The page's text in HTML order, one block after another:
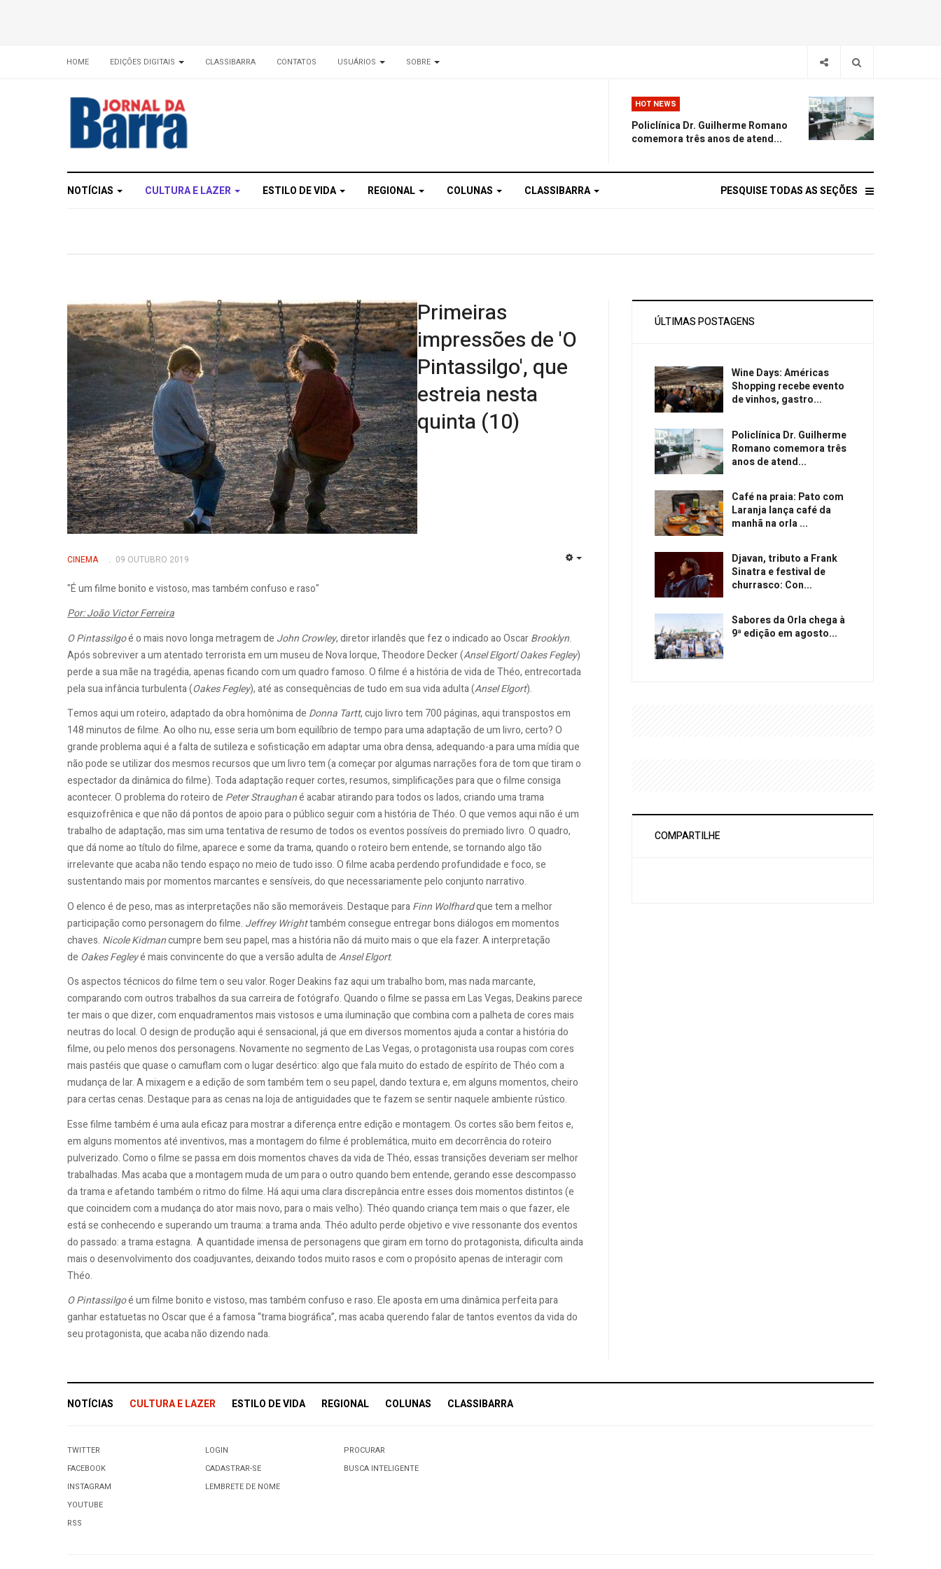
HOME EDIÇÕES DIGITAIS CLASSIBARRA CONTATOS USUÁRIOS SOBRE
HOT NEWS
Policlínica Dr. Guilherme Romano
comemora três anos de atend...
NOTÍCIAS CULTURA E LAZER ESTILO DE VIDA REGIONAL COLUNAS CLASSIBARRA PESQUISE TODAS AS SEÇÕES
Primeiras
impressões de 'O
Pintassilgo', que
estreia nesta
quinta (10)
CINEMA 09 OUTUBRO 2019
"É um filme bonito e vistoso, mas também confuso e raso"
Por: João Victor Ferreira
O Pintassilgoé o mais novo longa metragem de John Crowley, diretor irlandês que fez o indicado ao OscarBrooklyn.
Após sobreviver a um atentado terrorista em um museu de Nova Iorque, Theodore Decker (Ansel Elgort/Oakes Fegley)
perde a sua mãe na tragédia, apenas ficando com um quadro famoso. O filme é a história de vida de Théo, entrecortada
pela sua infância turbulenta (Oakes Fegley), até as consequências de tudo em sua vida adulta (Ansel Elgort).
Temos aqui um roteiro, adaptado da obra homônima de Donna Tartt, cujo livro tem 700 páginas, aqui transpostos em
148 minutos de filme. Ao olho nu, esse seria um bom equilíbrio de tempo para uma adaptação de um livro, certo? O
grande problema aqui é a falta de sutileza e sofisticação em adaptar uma obra densa, adequando-a para uma mídia que
não pode se utilizar dos mesmos recursos que um livro tem (a começar por algumas narrações fora de tom que tiram o
espectador da dinâmica do filme). Toda adaptação requer cortes, resumos, simplificações para que o filme consiga
acontecer. O problema do roteiro de Peter Straughané acabar atirando para todos os lados, criando uma trama
esquizofrênica e que não dá pontos de apoio para o público seguir com a história de Théo. O que vemos aqui não é um
trabalho de adaptação, mas sim uma tentativa de resumo de todos os eventos possíveis do premiado livro. O quadro,
que dá nome ao título do filme, aparece e some da trama, quando o roteiro bem entende, se tornando algo tão
irrelevante que acaba não tendo espaço no meio de tudo isso. O filme acaba perdendo profundidade e foco, se
sustentando mais por momentos marcantes e sensíveis, do que necessariamente pelo conjunto narrativo.
O elenco é de peso, mas as interpretações não são memoráveis. Destaque paraFinn Wolfhardque tem a melhor
participação como personagem do filme. Jeffrey Wrighttambém consegue entregar bons diálogos em momentos
chaves. Nicole Kidmancumpre bem seu papel, mas a história não dá muito mais o que ela fazer. A interpretação
de Oakes Fegleyé mais convincente do que a versão adulta deAnsel Elgort.
Os aspectos técnicos do filme tem o seu valor. Roger Deakins faz aqui um trabalho bom, mas nada marcante,
comparando com outros trabalhos da sua carreira de fotógrafo. Quando o filme se passa em Las Vegas, Deakins parece
ter mais o que dizer, com enquadramentos mais vistosos e uma iluminação que combina com a palheta de cores mais
neutras do local. O design de produção aqui é sensacional, já que em diversos momentos ajuda a contar a história do
filme, ou pelo menos dos personagens. Novamente no segmento de Las Vegas, o protagonista usa roupas com cores
mais pastéis que quase o camuflam com o lugar desértico: algo que fala muito do estado de espírito de Théo com a
mudança de lar. A mixagem e a edição de som também tem o seu papel, dando textura e, em alguns momentos, cheiro
para certas cenas. Destaque para as cenas na loja de antiguidades que te fazem se sentir naquele ambiente rústico.
Esse filmetambém é uma aula eficaz para mostrar a diferença entre edição e montagem. Os cortes são bem feitos e,
em alguns momentos até inventivos, mas a montagem do filme é problemática, muito em decorrência do roteiro
pulverizado. Como o filme se passa em dois momentos chaves da vida de Théo, essas transições deveriam ser melhor
trabalhadas. Mas acaba que a montagem muda de um para o outro quando bem entende, gerando esse descompasso
da trama e afetando também o ritmo do filme. Há aqui uma clara discrepância entre esses dois momentos distintos (e
que coincidem com a mudança do ator mais novo, para o mais velho). Théo quando criança tem mais o que fazer, ele
está se conhecendo e superando um trauma: a trama anda. Théo adulto perde objetivo e vive ressonante dos eventos
do passado: a trama estagna. A quantidade imensa de personagens que giram em torno do protagonista, dificulta ainda
mais o desenvolvimento dos coadjuvantes, deixando todos muito rasos e com o propósito apenas de interagir com
Théo.
O Pintassilgoé um filme bonito e vistoso, mas também confuso e raso. Ele aposta em uma dinâmica perfeita para
ganhar estatuetas no Oscar que é a famosa “trama biográfica”, mas acaba querendo falar de tantos eventos da vida do
seu protagonista, que acaba não dizendo nada.
ÚLTIMAS POSTAGENS
Wine Days: Américas
Shopping recebe evento
de vinhos, gastro...
Policlínica Dr. Guilherme
Romano comemora três
anos de atend...
Café na praia: Pato com
Laranja lança café da
manhã na orla ...
Djavan, tributo a Frank
Sinatra e festival de
churrasco: Con...
Sabores da Orla chega à
9ª edição em agosto...
COMPARTILHE
NOTÍCIAS CULTURA E LAZER ESTILO DE VIDA REGIONAL COLUNAS CLASSIBARRA
TWITTER
FACEBOOK
INSTAGRAM
YOUTUBE
RSS
LOGIN
CADASTRAR-SE
LEMBRETE DE NOME
PROCURAR
BUSCA INTELIGENTE